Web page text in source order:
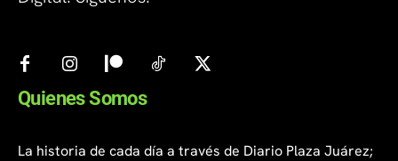
Quienes Somos
La historia de cada día a través de Diario Plaza Juárez;